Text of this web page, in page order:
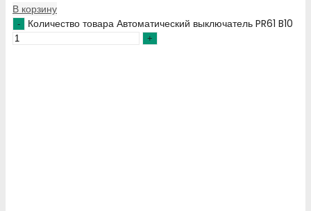
В корзину
Количество товара Автоматический выключатель PR61 B10